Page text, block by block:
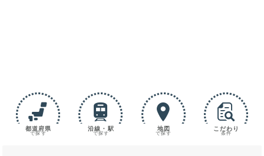
都道府県
で探す
沿線・駅
で探す
地図
で探す
こだわり
条件